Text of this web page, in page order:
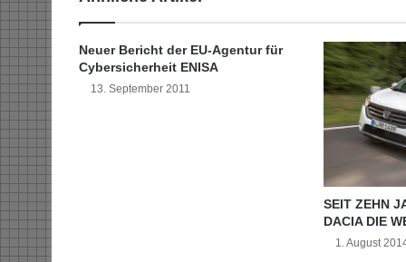
n
o
Neuer Bericht der EU-Agentur für
Cybersicherheit ENISA
13. September 2011
SEIT ZEHN
DACIA DIE
1. August